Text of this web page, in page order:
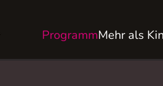
ProgrammMehr als